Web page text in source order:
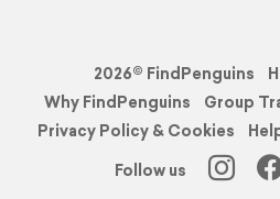
2026© FindPenguins
Why FindPenguins
Group
Privacy Policy & Cookies
Follow us